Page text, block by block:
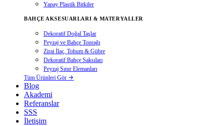
Yapay Plastik Bitkiler
BAHÇE AKSESUARLARI & MATERYALLER
Dekoratif Doğal Taşlar
Peyzaj ve Bahçe Toprağı
Zirai İlaç, Tohum & Gübre
Dekoratif Bahçe Saksıları
Peyzaj Sınır Elemanları
Tüm Ürünleri Gör
Blog
Akademi
Referanslar
SSS
İletişim